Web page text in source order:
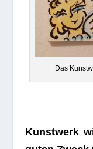
Das
Kunst­werk